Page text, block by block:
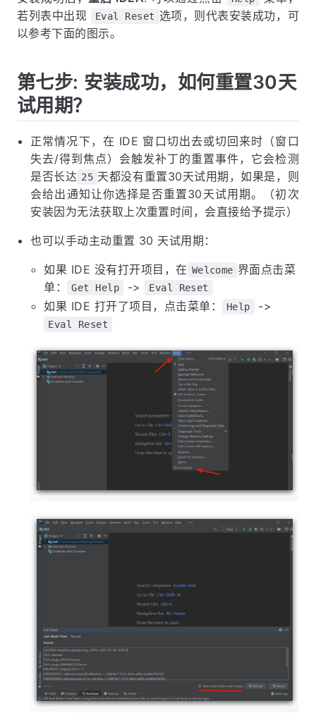
若列表中出现
Eval Reset 选项，则代表安装成功，可
以参考下面的图示。
第七步: 安装成功，如何重置30天
试用期？
正常情况下，在 IDE 窗口切出去或切回来时（窗口
失去/得到焦点）会触发补丁的重置事件，它会检测
是否长达 25 天都没有重置30天试用期，如果是，则
会给出通知让你选择是否重置30天试用期。（初次
安装因为无法获取上次重置时间，会直接给予提示）
也可以手动主动重置 30 天试用期：
如果 IDE 没有打开项目，在 Welcome 界面点击菜
单：
Get Help -> Eval Reset
如果 IDE 打开了项目，点击菜单： Help ->
Eval Reset